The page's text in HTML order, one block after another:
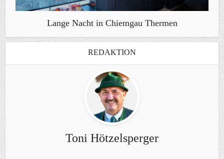
Lange Nacht in Chiemgau Thermen
REDAKTION
Toni Hötzelsperger